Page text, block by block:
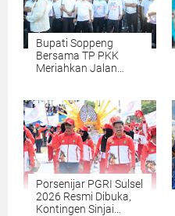
Bupati Soppeng
Bersama TP PKK
Meriahkan Jalan
Porsenijar PGRI Sulsel
2026 Resmi Dibuka,
Kontingen Sinjai